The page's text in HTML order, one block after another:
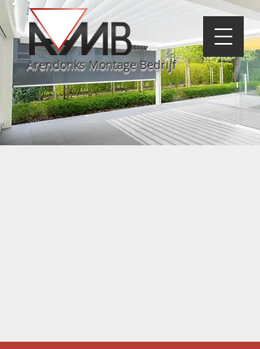
Arendonks Montage Bedrijf